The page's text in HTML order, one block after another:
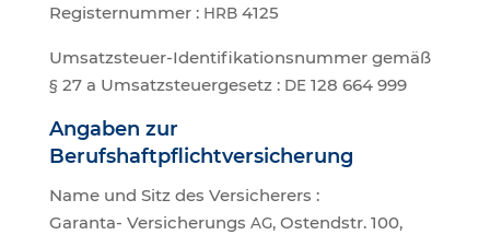
Regis­ter­num­mer : HRB4125
Umsatz­steu­er-Iden­ti­fi­ka­ti­ons­num­mer gemäß
§ 27 a Umsatz­steu­er­ge­setz : DE128 664 999
Anga­ben zur
Berufshaftpflichtversicherung
Name und Sitz des Ver­si­che­rers :
Garan­ta- Ver­si­che­rungs AG, Ost­end­str. 100,